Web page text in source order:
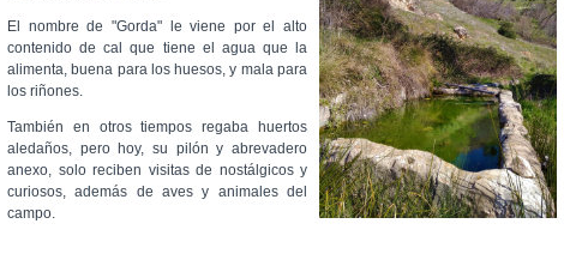
El nombre de "Gorda" le viene por el alto
contenido de cal que tiene el agua que la
alimenta, buena para los huesos, y mala para
los riñones.
También en otros tiempos regaba huertos
aledaños, pero hoy, su pilón y abrevadero
anexo, solo reciben visitas de nostálgicos y
curiosos, además de aves y animales del
campo.